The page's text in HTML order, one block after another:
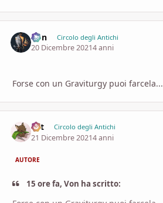
Von Circolo degli Antichi
20 Dicembre 20214 anni
Forse con un Graviturgy puoi farcela...
Lyt Circolo degli Antichi
21 Dicembre 20214 anni
AUTORE
15 ore fa, Von ha scritto: